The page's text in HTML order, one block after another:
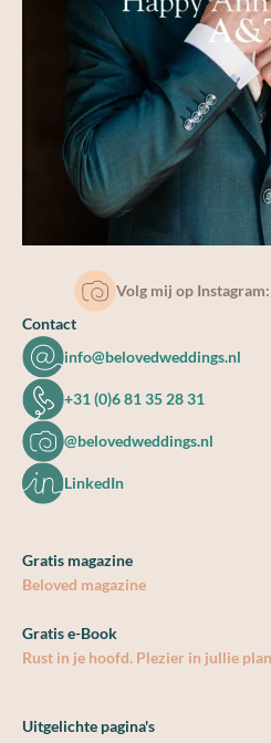
Volg mij op
Contact
info@belovedweddings.nl
+31 (0)6 81 35 28 31
@belovedweddings.nl
LinkedIn
Gratis magazine
Beloved magazine
Gratis e-Book
Rust in je hoofd. Plezier in jullie
Uitgelichte pagina's